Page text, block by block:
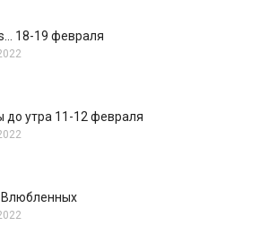
18-19 февраля
до утра 11-12 февраля